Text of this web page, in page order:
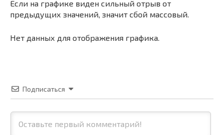
Если на графике виден сильный отрыв от
предыдущих значений, значит сбой массовый.
Нет данных для отображения графика.
Подписаться